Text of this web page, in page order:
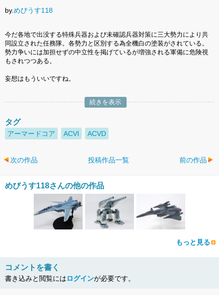
by.めびうす118
今だ各地で出没する特殊兵器および未確認兵器対策に三大勢力により共
同設立された任務隊。各勢力と区別する為全機白の塗装がされている。
勢力争いには加担せずの中立性を掲げているが増強される軍備に危険視
もされつつある。
妄想はもういいですね。
続きを表示
タグ
アーマードコア ACVI ACVD
次の作品 投稿作品一覧 前の作品
めびうす118さんの他の作品
もっと見る
コメントを書く
書き込みと閲覧にはログインが必要です。